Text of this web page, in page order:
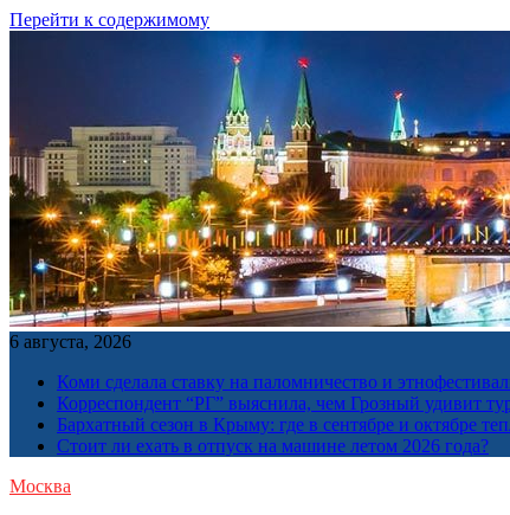
Перейти к содержимому
6 августа, 2026
Коми сделала ставку на паломничество и
Корреспондент “РГ” выяснила, чем Грозный удивит
Бархатный сезон в Крыму: где в сентябре и октябре
Стоит ли ехать в отпуск на машине летом 2026 года?
Москва